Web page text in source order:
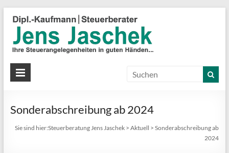
Sonderabschreibung ab 2024
Sie sind hier:Steuerberatung Jens Jaschek >Aktuell >Sonderabschreibung ab
2024